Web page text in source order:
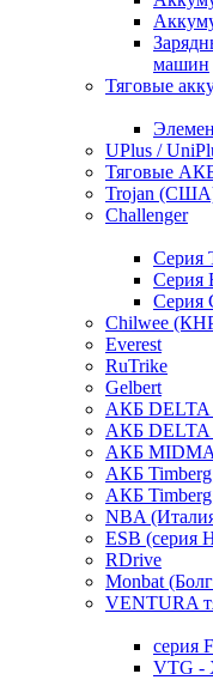
машин
Тяговые
UPlus /
Тяговые
Trojan
Challenger
Серия
Серия
Серия
Chilwee
Everest
RuTrike
Gelbert
АКБ
АКБ DELTA
АКБ
АКБ Timberg
АКБ
NBA
ESB (серия
RDrive
Monbat
VENTURA
серия
VTG -